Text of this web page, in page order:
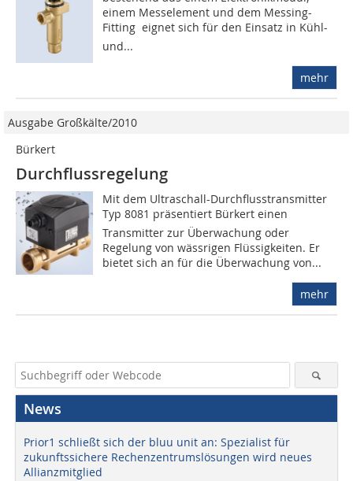
einem Messelement und dem Messing-
Fitting  eignet sich für den Einsatz in Kühl-
und...
mehr
Ausgabe Großkälte/2010
Bürkert
Durchflussregelung
Mit dem Ultraschall-Durchflusstransmitter
Typ 8081 präsentiert Bürkert einen
Transmitter zur Überwachung oder
Regelung von wässrigen Flüssigkeiten. Er
bietet sich an für die Überwachung von...
mehr
News
Prior1 schließt sich der bluu unit an: Spezialist für
zukunftssichere Rechenzentrumslösungen wird neues
Allianzmitglied